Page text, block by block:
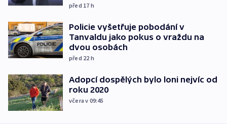
před 17 h
Policie vyšetřuje pobodání v
Tanvaldu jako pokus o vraždu na
dvou osobách
před 22 h
Adopcí dospělých bylo loni nejvíc od
roku 2020
včera v 09:45